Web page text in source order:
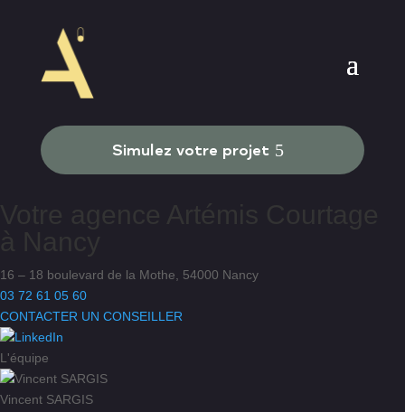
Simulez votre projet
16 – 18 boulevard de la Mothe, 54000 Nancy
03 72 61 05 60
CONTACTER UN CONSEILLER
L'équipe
Vincent SARGIS